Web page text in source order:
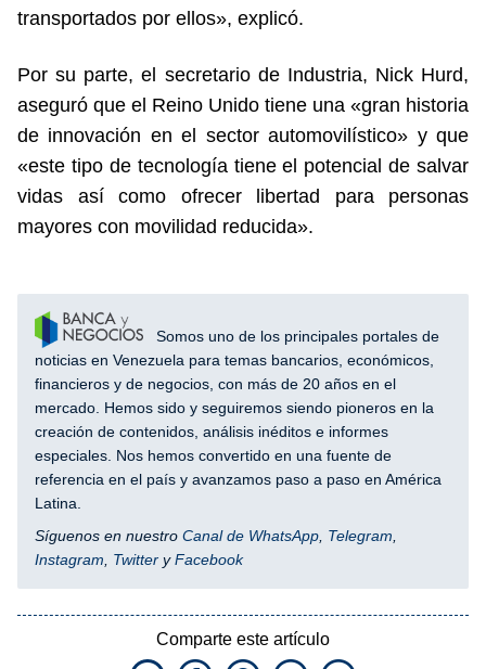
transportados por ellos», explicó.
Por su parte, el secretario de Industria, Nick Hurd,
aseguró que el Reino Unido tiene una «gran historia
de innovación en el sector automovilístico» y que
«este tipo de tecnología tiene el potencial de salvar
vidas así como ofrecer libertad para personas
mayores con movilidad reducida».
Somos uno de los principales portales de
noticias en Venezuela para temas bancarios, económicos,
financieros y de negocios, con más de 20 años en el
mercado. Hemos sido y seguiremos siendo pioneros en la
creación de contenidos, análisis inéditos e informes
especiales. Nos hemos convertido en una fuente de
referencia en el país y avanzamos paso a paso en América
Latina.
Síguenos en nuestro Canal de WhatsApp Telegram
Instagram
Twitter yFacebook
Comparte este artículo